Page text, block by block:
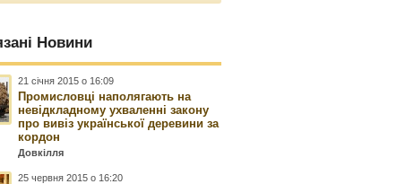
Новини
21 січня 2015 о 16:09
Промисловці наполягають на
невідкладному ухваленні закону
про вивіз української деревини за
кордон
Довкілля
25 червня 2015 о 16:20